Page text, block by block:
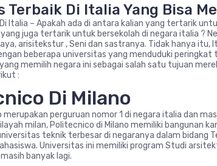
Terbaik Di Italia Yang Bisa
Italia – Apakah ada di antara kalian yang tertarik
juga tertarik untuk bersekolah di negara italia ?
arisitekstur , Seni dan sastranya. Tidak hanya itu,
beberapa universitas yang menduduki peringkat
memilih negara ini sebagai salah satu tujuan
:
Di Milano
merupakan perguruan nomor 1 di negara italia dan
milan, Politecnico di Milano memiliki bangunan
teknik terbesar di negaranya dalam bidang
Universitas ini memiliki program Studi
banyak lagi.